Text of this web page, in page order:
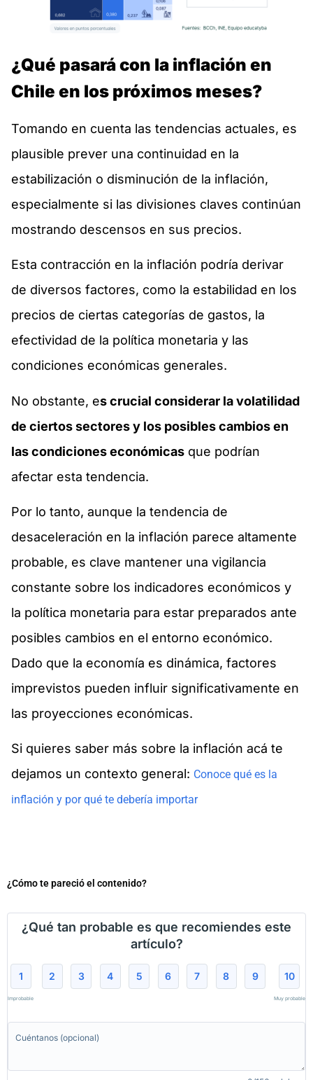
¿Qué pasará con la inflación en
Chile en los próximos meses?
Tomando en cuenta las tendencias actuales, es
plausible prever una continuidad en la
estabilización o disminución de la inflación,
especialmente si las divisiones claves continúan
mostrando descensos en sus precios.
Esta contracción en la inflación podría derivar
de diversos factores, como la estabilidad en los
precios de ciertas categorías de gastos, la
efectividad de la política monetaria y las
condiciones económicas generales.
No obstante, es crucial considerar la volatilidad
de ciertos sectores y los posibles cambios en
las condiciones económicas que podrían
afectar esta tendencia.
Por lo tanto, aunque la tendencia de
desaceleración en la inflación parece altamente
probable, es clave mantener una vigilancia
constante sobre los indicadores económicos y
la política monetaria para estar preparados ante
posibles cambios en el entorno económico.
Dado que la economía es dinámica, factores
imprevistos pueden influir significativamente en
las proyecciones económicas.
Si quieres saber más sobre la inflación acá te
dejamos un contexto general: Conoce qué es la
inflación y por qué te debería importar
¿Cómo te pareció el contenido?
¿Qué tan probable es que recomiendes este
artículo?
1
Improbable
2 3 4 5 6 7 8 9 10
Muy probable